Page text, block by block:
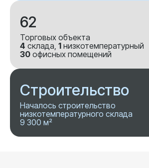
62
Торговых объекта
4 склада, 1 низкотемпературный
30 офисных помещений
Строительство
Началось строительство
низкотемпературного склада
9 300 м²